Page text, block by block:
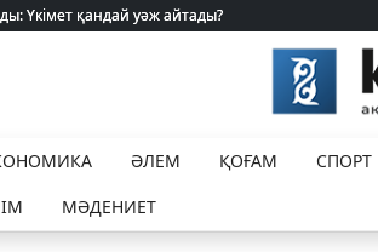
Үкімет қандай уәж айтады?
Үкімет қандай уәж айтады?
ӘЛЕМ ҚОҒАМ СПОРТ
МӘДЕНИЕТ